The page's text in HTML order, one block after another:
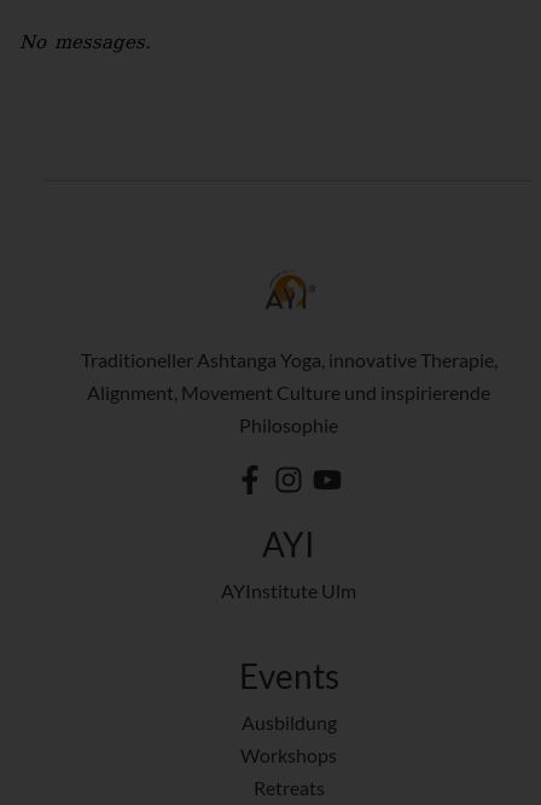
No messages.
Traditioneller Ashtanga Yoga, innovative Therapie,
Alignment, Movement Culture und inspirierende
Philosophie
AYI
AYInstitute Ulm
Events
Ausbildung
Workshops
Retreats